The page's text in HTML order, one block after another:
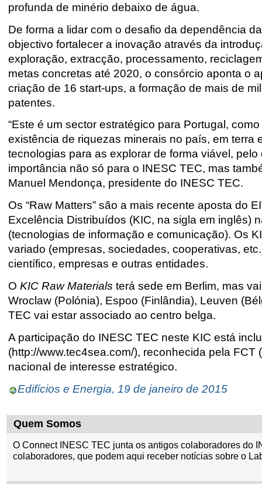
profunda de minério debaixo de água.
De forma a lidar com o desafio da dependência
objectivo fortalecer a inovação através da
exploração, extracção, processamento,
metas concretas até 2020, o consórcio aponta o
criação de 16 start-ups, a formação de mais de
patentes.
“Este é um sector estratégico para Portugal,
existência de riquezas minerais no país, em
tecnologias para as explorar de forma viável,
importância não só para o INESC TEC, mas
Manuel Mendonça, presidente do INESC TEC.
Os “Raw Matters” são a mais recente aposta do
Excelência Distribuídos (KIC, na sigla em inglês)
(tecnologias de informação e comunicação). Os
variado (empresas, sociedades, cooperativas,
científico, empresas e outras entidades.
OKIC Raw Materials terá sede em Berlim, mas
Wroclaw (Polónia), Espoo (Finlândia), Leuven
TEC vai estar associado ao centro belga.
A participação do INESC TEC neste KIC está
(http://www.tec4sea.com/), reconhecida pela
nacional de interesse estratégico.
Edifícios e Energia, 19 de janeiro de 2015
Quem Somos
O Connect INESC TEC junta os antigos colaboradores do
colaboradores, que podem aqui receber notícias sobre o